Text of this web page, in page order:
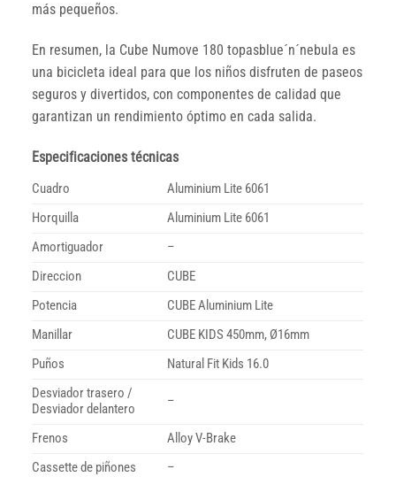
más pequeños.
En resumen, la Cube Numove 180 topasblue´n´nebula es
una bicicleta ideal para que los niños disfruten de paseos
seguros y divertidos, con componentes de calidad que
garantizan un rendimiento óptimo en cada salida.
Especificaciones técnicas
Cuadro
Aluminium Lite 6061
Horquilla
Aluminium Lite 6061
Amortiguador
–
Direccion
CUBE
Potencia
CUBE Aluminium Lite
Manillar
CUBE KIDS 450mm, Ø16mm
Puños
Natural Fit Kids 16.0
Desviador trasero /
Desviador delantero
–
Frenos
Alloy V-Brake
Cassette de piñones
–